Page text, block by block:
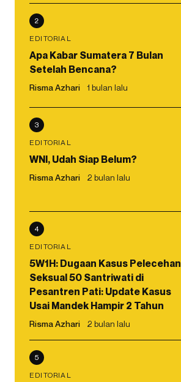
2
EDITORIAL
Apa Kabar Sumatera 7 Bulan
Setelah Bencana?
Risma Azhari 1 bulan lalu
3
EDITORIAL
WNI, Udah Siap Belum?
Risma Azhari 2 bulan lalu
4
EDITORIAL
5W1H: Dugaan Kasus Pelecehan
Seksual 50 Santriwati di
Pesantren Pati: Update Kasus
Usai Mandek Hampir 2 Tahun
Risma Azhari 2 bulan lalu
5
EDITORIAL